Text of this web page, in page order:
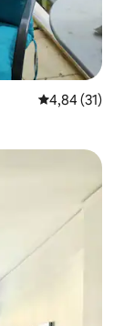
Միջին
4,84 (31)